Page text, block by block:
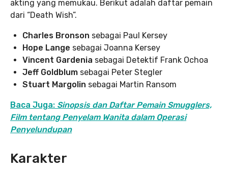
akting yang memukau. Berikut adalah daftar pemain
dari “Death Wish”.
Charles Bronson sebagai Paul Kersey
Hope Lange sebagai Joanna Kersey
Vincent Gardenia sebagai Detektif Frank Ochoa
Jeff Goldblum sebagai Peter Stegler
Stuart Margolin sebagai Martin Ransom
Baca Juga: Sinopsis dan Daftar Pemain Smugglers,
Film tentang Penyelam Wanita dalam Operasi
Penyelundupan
Karakter